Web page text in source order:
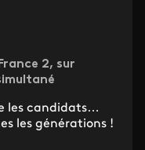
2, sur
les candidats…
les générations !